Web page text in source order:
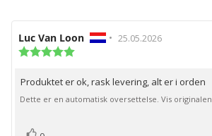
Forfatter:
Luc Van Loon • Omtaledato:
25.05.2026
5
mulige
Omtaletekst:
Produktet er ok, rask levering, alt er i orden
Dette er en automatisk oversettelse. Vis originalen.